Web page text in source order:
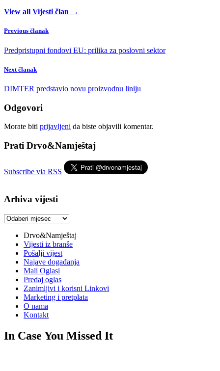
View all Vijesti član →
Previous članak
Predpristupni fondovi EU: prilika za poslovni sektor
Next članak
DIMTER predstavio novu proizvodnu liniju
Odgovori
Morate biti prijavljeni da biste objavili komentar.
Prati Drvo&Namještaj
Subscribe via RSS
Arhiva vijesti
Arhiva
Drvo&Namještaj
Vijesti iz branše
Pošalji vijest
Najave događanja
Mali Oglasi
Predaj oglas
Zanimljivi i korisni Linkovi
Marketing i pretplata
O nama
Kontakt
In Case You Missed It